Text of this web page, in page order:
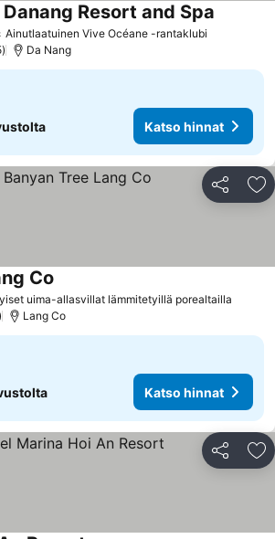
Ainutlaatuinen Vive Océane -rantaklubi
Resort and Spa
Da Nang
Katso hinnat
Jaa
uima-allasvillat lämmitetyillä porealtailla
Co
Lang Co
Katso hinnat
Jaa